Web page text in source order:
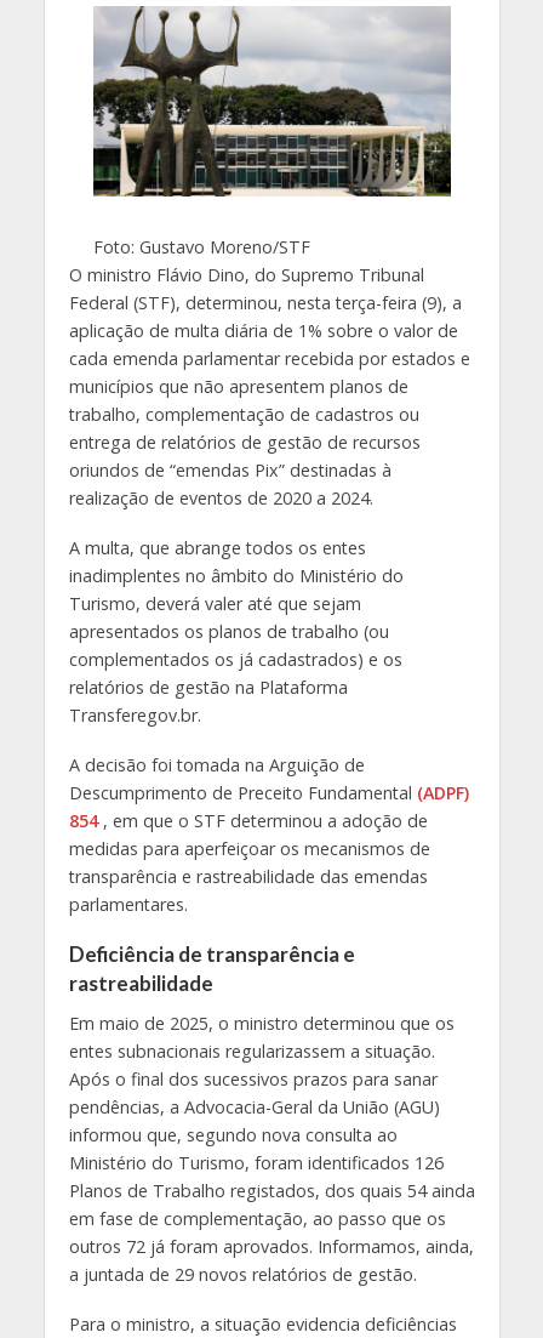
Foto: Gustavo Moreno/STF
O ministro Flávio Dino, do Supremo Tribunal
Federal (STF), determinou, nesta terça-feira (9), a
aplicação de multa diária de 1% sobre o valor de
cada emenda parlamentar recebida por estados e
municípios que não apresentem planos de
trabalho, complementação de cadastros ou
entrega de relatórios de gestão de recursos
oriundos de “emendas Pix” destinadas à
realização de eventos de 2020 a 2024.
A multa, que abrange todos os entes
inadimplentes no âmbito do Ministério do
Turismo, deverá valer até que sejam
apresentados os planos de trabalho (ou
complementados os já cadastrados) e os
relatórios de gestão na Plataforma
Transferegov.br.
A decisão foi tomada na Arguição de
Descumprimento de Preceito Fundamental (ADPF)
854, em que o STF determinou a adoção de
medidas para aperfeiçoar os mecanismos de
transparência e rastreabilidade das emendas
parlamentares.
Deficiência de transparência e
rastreabilidade
Em maio de 2025, o ministro determinou que os
entes subnacionais regularizassem a situação.
Após o final dos sucessivos prazos para sanar
pendências, a Advocacia-Geral da União (AGU)
informou que, segundo nova consulta ao
Ministério do Turismo, foram identificados 126
Planos de Trabalho registados, dos quais 54 ainda
em fase de complementação, ao passo que os
outros 72 já foram aprovados. Informamos, ainda,
a juntada de 29 novos relatórios de gestão.
Para o ministro, a situação evidencia deficiências